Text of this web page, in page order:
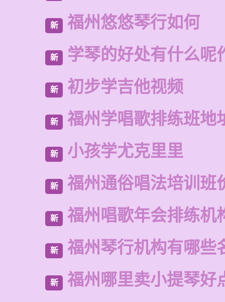
新 福州悠悠琴行如何
新 学琴的好处有什么呢
新 初步学吉他视频
新 福州学唱歌排练班地
新 小孩学尤克里里
新 福州通俗唱法培训班
新 福州唱歌年会排练机
新 福州琴行机构有哪些
新 福州哪里卖小提琴好